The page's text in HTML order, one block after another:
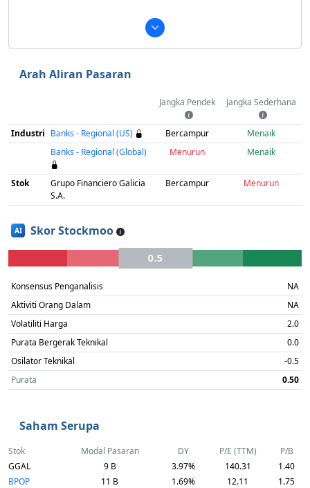
Arah Aliran Pasaran
Jangka Pendek Jangka Sederhana
Industri Banks - Regional (US) Bercampur
Menaik
Banks - Regional (Global)
Menurun Menaik
Stok
Grupo Financiero Galicia
S.A.
Bercampur Menurun
AI Skor Stockmoo
0.5
Konsensus Penganalisis
NA
Aktiviti Orang Dalam
NA
Volatiliti Harga
2.0
Purata Bergerak Teknikal
0.0
Osilator Teknikal
-0.5
Purata
0.50
Saham Serupa
Stok Modal Pasaran DY P/E (TTM)
P/B
GGAL
9 B 3.97% 140.31
1.40
BPOP
11 B 1.69% 12.11
1.75